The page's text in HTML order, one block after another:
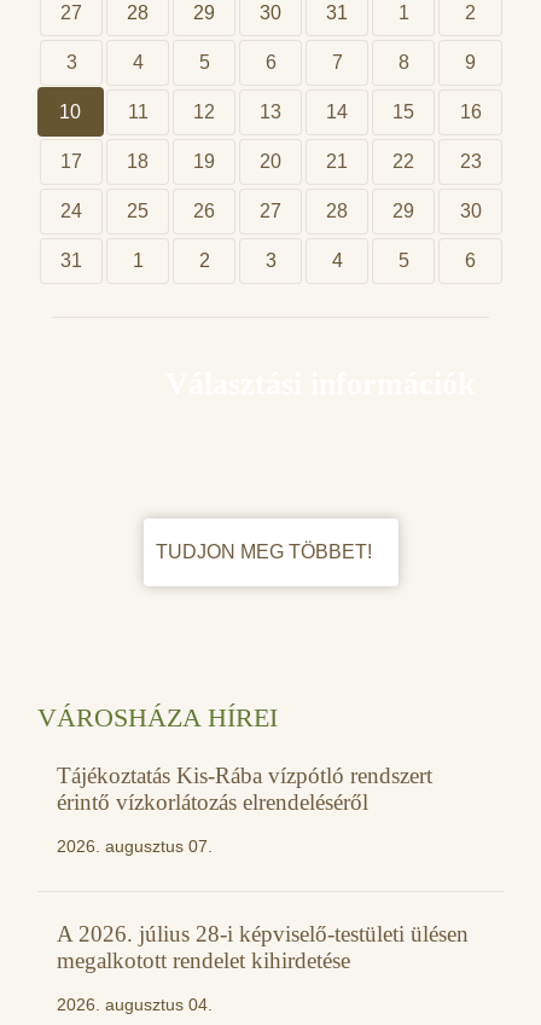
27 28 29 30 31 1 2
3 4 5 6 7 8 9
10 11 12 13 14 15 16
17 18 19 20 21 22 23
24 25 26 27 28 29 30
31 1 2 3 4 5 6
TUDJON MEG TÖBBET!
VÁROSHÁZA HÍREI
Tájékoztatás Kis-Rába vízpótló rendszert
érintő vízkorlátozás elrendeléséről
2026. augusztus 07.
A 2026. július 28-i képviselő-testületi ülésen
megalkotott rendelet kihirdetése
2026. augusztus 04.